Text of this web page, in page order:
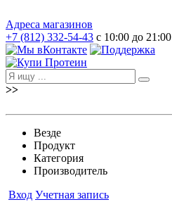
Адреса магазинов
+7 (812) 332-54-43 с 10:00 до 21:00
>>
Везде
Продукт
Категория
Производитель
Вход Учетная запись